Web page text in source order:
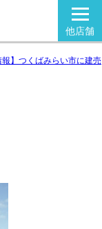
他店舗
報】つくばみらい市に建売